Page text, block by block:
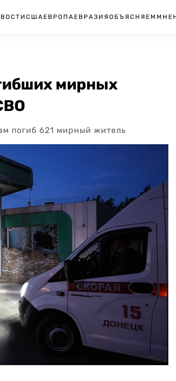
США ЕВРОПА ЕВРАЗИЯ ОБЪЯСНЯЕМ
мирных
погиб 621 мирный житель